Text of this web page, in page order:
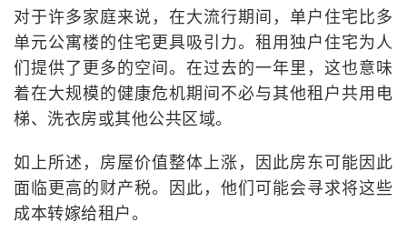
对于许多家庭来说，在大流行期间，单户住宅比多
单元公寓楼的住宅更具吸引力。租用独户住宅为人
们提供了更多的空间。在过去的一年里，这也意味
着在大规模的健康危机期间不必与其他租户共用电
梯、洗衣房或其他公共区域。
如上所述，房屋价值整体上涨，因此房东可能因此
面临更高的财产税。因此，他们可能会寻求将这些
成本转嫁给租户。